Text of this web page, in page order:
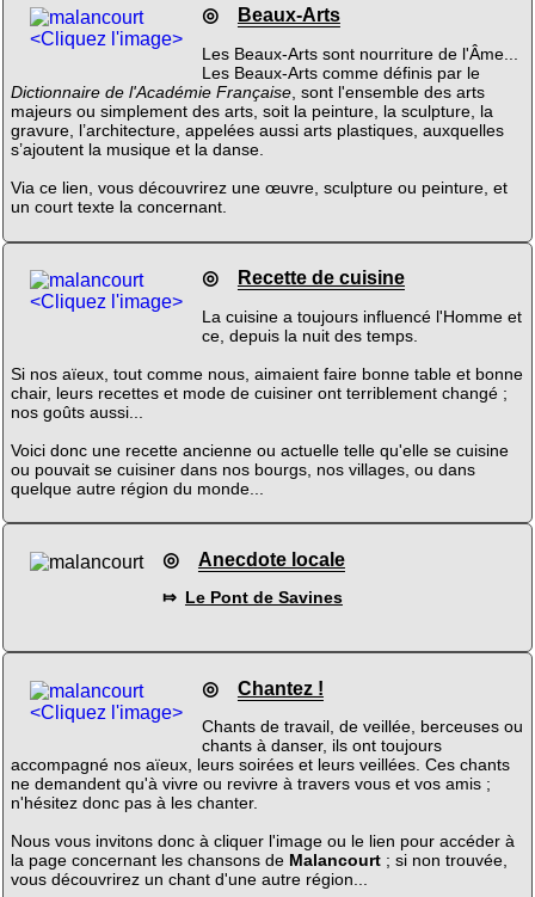
<Cliquez l'image>
◎ Beaux-Arts
Les Beaux-Arts sont nourriture de l'Âme...
Les Beaux-Arts comme définis par le
Dictionnaire de l'Académie Française, sont l'ensemble des arts
majeurs ou simplement des arts, soit la peinture, la sculpture, la
gravure, l’architecture, appelées aussi arts plastiques, auxquelles
s’ajoutent la musique et la danse.
Via ce lien, vous découvrirez une œuvre, sculpture ou peinture, et
un court texte la concernant.
<Cliquez l'image>
◎ Recette de cuisine
La cuisine a toujours influencé l'Homme et
ce, depuis la nuit des temps.
Si nos aïeux, tout comme nous, aimaient faire bonne table et bonne
chair, leurs recettes et mode de cuisiner ont terriblement changé ;
nos goûts aussi...
Voici donc une recette ancienne ou actuelle telle qu'elle se cuisine
ou pouvait se cuisiner dans nos bourgs, nos villages, ou dans
quelque autre région du monde...
◎ Anecdote locale
⤇ Le Pont de Savines
<Cliquez l'image>
◎ Chantez !
Chants de travail, de veillée, berceuses ou
chants à danser, ils ont toujours
accompagné nos aïeux, leurs soirées et leurs veillées. Ces chants
ne demandent qu'à vivre ou revivre à travers vous et vos amis ;
n'hésitez donc pas à les chanter.
Nous vous invitons donc à cliquer l'image ou le lien pour accéder à
la page concernant les chansons de Malancourt; si non trouvée,
vous découvrirez un chant d'une autre région...